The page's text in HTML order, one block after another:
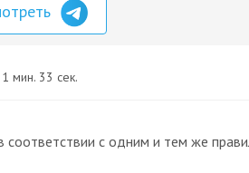
1 мин. 33 сек.
соответствии с одним и тем же